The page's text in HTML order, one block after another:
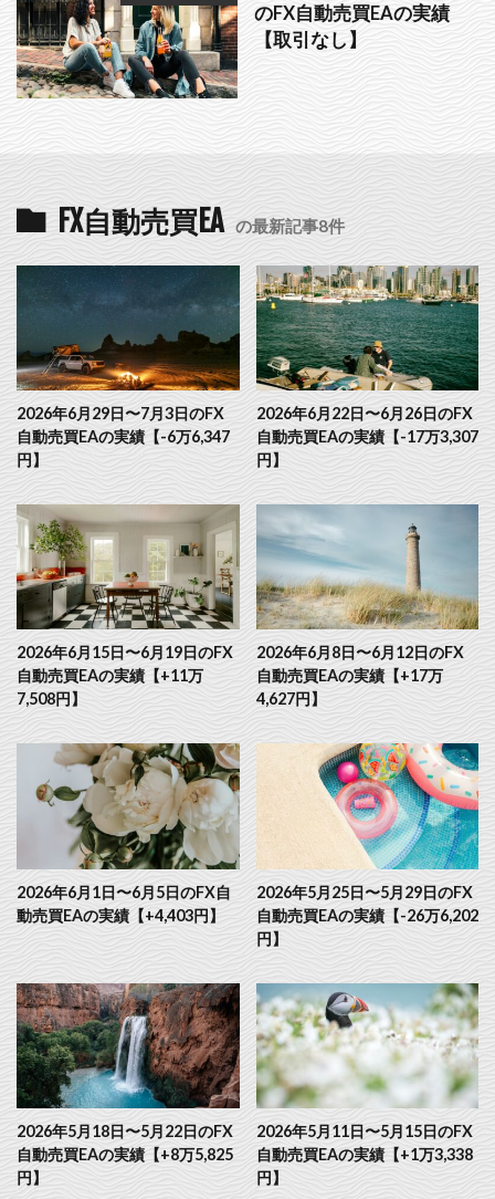
のFX自動売買EAの実績
【取引なし】
FX自動売買EA の最新記事8件
2026年6月29日〜7月3日のFX
自動売買EAの実績【-6万6,347
円】
2026年6月22日〜6月26日のFX
自動売買EAの実績【-17万3,307
円】
2026年6月15日〜6月19日のFX
自動売買EAの実績【+11万
7,508円】
2026年6月8日〜6月12日のFX
自動売買EAの実績【+17万
4,627円】
2026年6月1日〜6月5日のFX自
動売買EAの実績【+4,403円】
2026年5月25日〜5月29日のFX
自動売買EAの実績【-26万6,202
円】
2026年5月18日〜5月22日のFX
自動売買EAの実績【+8万5,825
円】
2026年5月11日〜5月15日のFX
自動売買EAの実績【+1万3,338
円】